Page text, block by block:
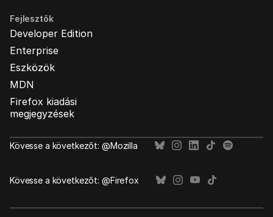
Fejlesztők
Developer Edition
Enterprise
Eszközök
MDN
Firefox kiadási
megjegyzések
Kövesse a következőt: @Mozilla
Kövesse a következőt: @Firefox